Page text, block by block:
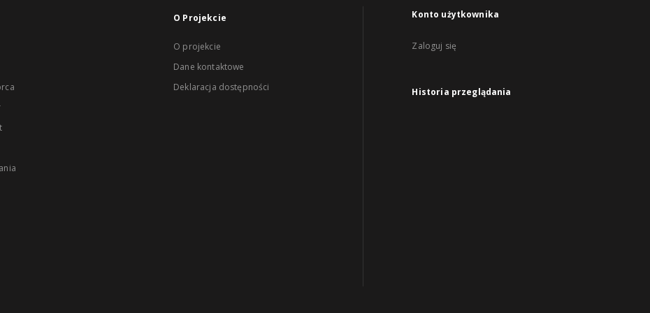
O Projekcie
O projekcie
Dane kontaktowe
Deklaracja dostępności
Konto użytkownika
Zaloguj się
Historia przeglądania